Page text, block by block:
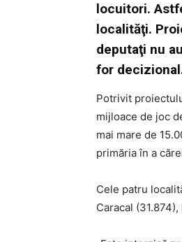
locuitori.
localităţi.
deputaţi nu
for
Potrivit
mijloace de joc
mai mare de
primăria în a
Cele patru
Caracal (31.874),